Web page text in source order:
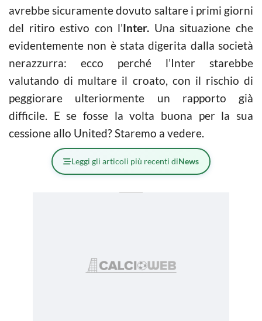
avrebbe sicuramente dovuto saltare i primi giorni
del ritiro estivo con l’Inter. Una situazione che
evidentemente non è stata digerita dalla società
nerazzurra: ecco perché l’Inter starebbe
valutando di multare il croato, con il rischio di
peggiorare ulteriormente un rapporto già
difficile. E se fosse la volta buona per la sua
cessione allo United? Staremo a vedere.
Leggi gli articoli più recenti diNews